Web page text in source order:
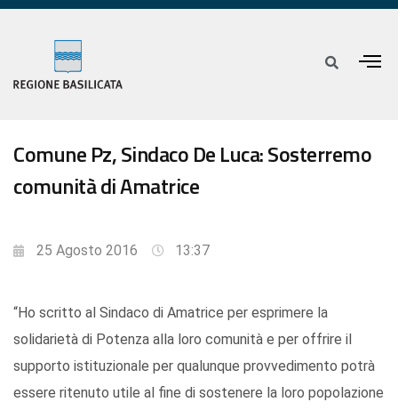
Comune Pz, Sindaco De Luca: Sosterremo
comunità di Amatrice
25 Agosto 2016 13:37
“Ho scritto al Sindaco di Amatrice per esprimere la
solidarietà di Potenza alla loro comunità e per offrire il
supporto istituzionale per qualunque provvedimento potrà
essere ritenuto utile al fine di sostenere la loro popolazione